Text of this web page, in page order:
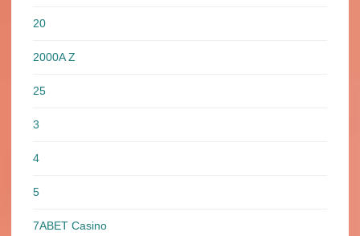
20
2000A Z
25
3
4
5
7ABET Casino